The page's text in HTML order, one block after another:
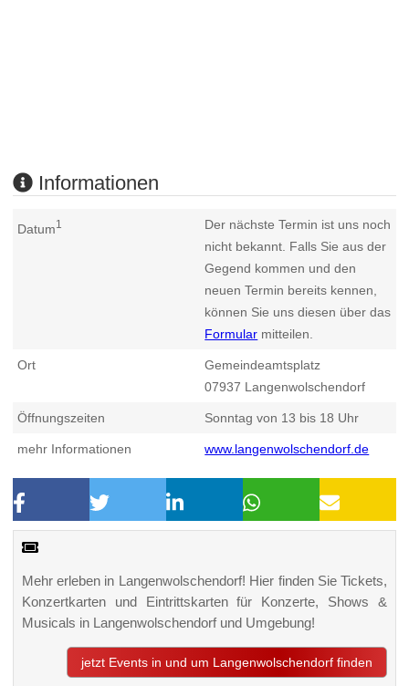
Informationen
Datum1
Der nächste Termin ist uns noch
nicht bekannt. Falls Sie aus der
Gegend kommen und den
neuen Termin bereits kennen,
können Sie uns diesen über das
Formular mitteilen.
Ort
Gemeindeamtsplatz
07937 Langenwolschendorf
Öffnungszeiten Sonntag von 13 bis 18 Uhr
mehr Informationen www.langenwolschendorf.de
Mehr erleben in Langenwolschendorf! Hier finden Sie Tickets,
Konzertkarten und Eintrittskarten für Konzerte, Shows &
Musicals in Langenwolschendorf und Umgebung!
jetzt Events in und um Langenwolschendorf finden